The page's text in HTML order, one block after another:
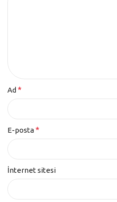
Ad *
E-posta*
İnternet sitesi